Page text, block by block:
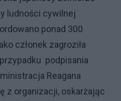
ludności cywilnej
ponad 300
członek zagroziła
podpisania
Reagana
z organizacji, oskarżając